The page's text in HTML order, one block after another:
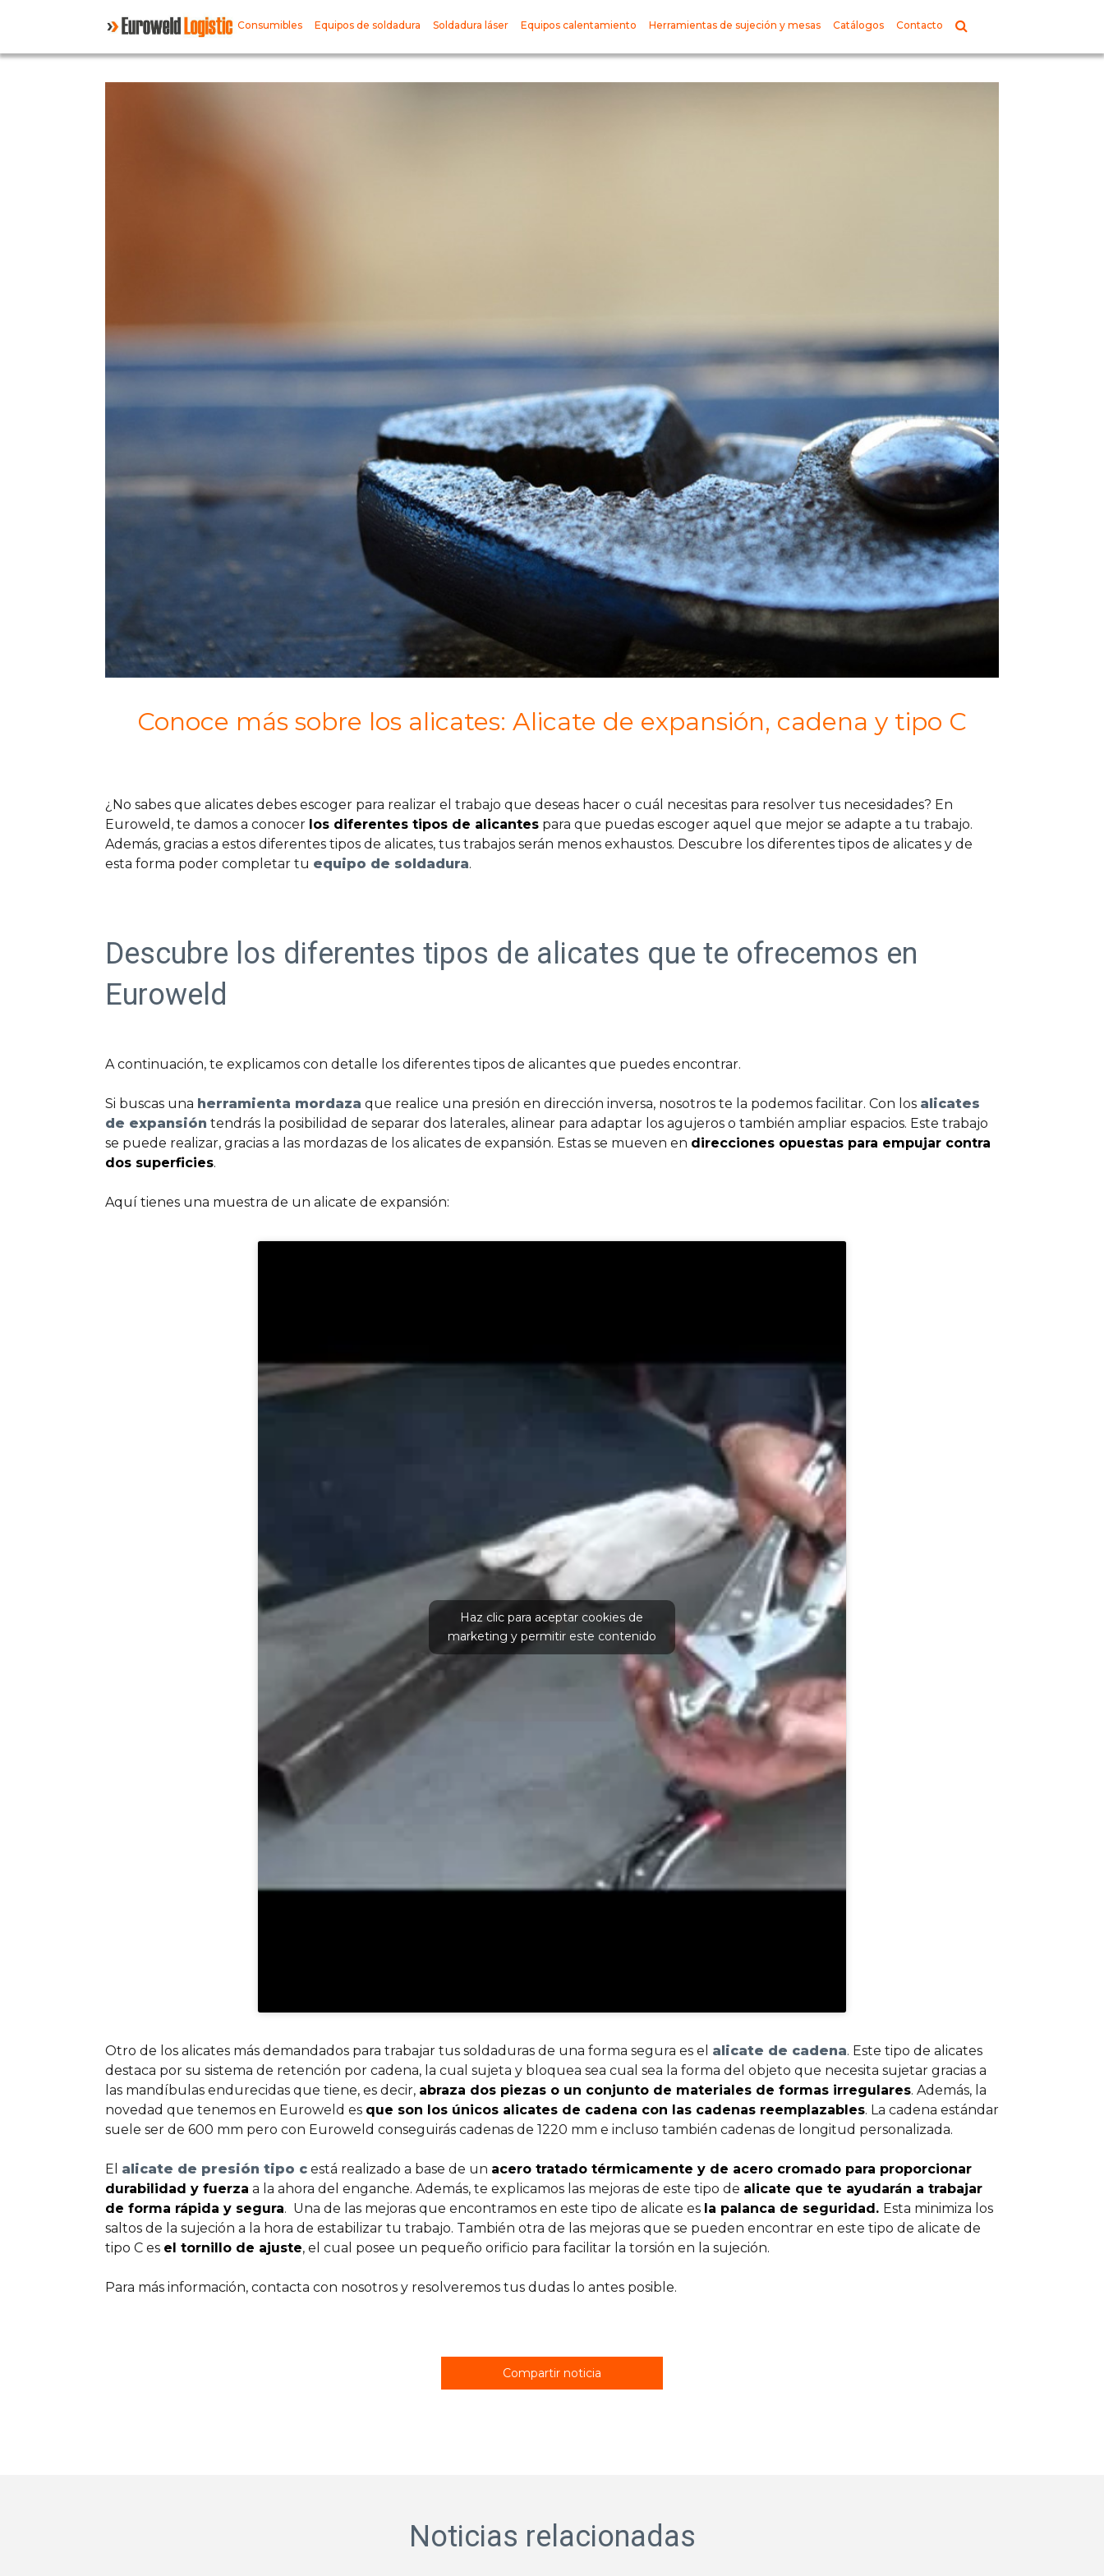
Consumibles Equipos de soldadura Soldadura láser Equipos calentamiento Herramientas de sujeción y mesas Catálogos Contacto
Conoce más sobre los alicates: Alicate de expansión, cadena y tipo C
¿No sabes que alicates debes escoger para realizar el trabajo que deseas hacer o cuál necesitas para resolver tus necesidades? En
Euroweld, te damos a conocer los diferentes tipos de alicantes para que puedas escoger aquel que mejor se adapte a tu trabajo.
Además, gracias a estos diferentes tipos de alicates, tus trabajos serán menos exhaustos. Descubre los diferentes tipos de alicates y de
esta forma poder completar tu equipo de soldadura.
Descubre los diferentes tipos de alicates que te ofrecemos en
Euroweld
A continuación, te explicamos con detalle los diferentes tipos de alicantes que puedes encontrar.
Si buscas una herramienta mordaza que realice una presión en dirección inversa, nosotros te la podemos facilitar. Con los alicates
de expansión tendrás la posibilidad de separar dos laterales, alinear para adaptar los agujeros o también ampliar espacios. Este trabajo
se puede realizar, gracias a las mordazas de los alicates de expansión. Estas se mueven en direcciones opuestas para empujar contra
dos superficies.
Aquí tienes una muestra de un alicate de expansión:
Haz clic para aceptar cookies de
marketing y permitir este contenido
Otro de los alicates más demandados para trabajar tus soldaduras de una forma segura es el alicate de cadena. Este tipo de alicates
destaca por su sistema de retención por cadena, la cual sujeta y bloquea sea cual sea la forma del objeto que necesita sujetar gracias a
las mandíbulas endurecidas que tiene, es decir, abraza dos piezas o un conjunto de materiales de formas irregulares. Además, la
novedad que tenemos en Euroweld es que son los únicos alicates de cadena con las cadenas reemplazables. La cadena estándar
suele ser de 600 mm pero con Euroweld conseguirás cadenas de 1220 mm e incluso también cadenas de longitud personalizada.
El alicate de presión tipo c está realizado a base de un acero tratado térmicamente y de acero cromado para proporcionar
durabilidad y fuerza a la ahora del enganche. Además, te explicamos las mejoras de este tipo de alicate que te ayudarán a trabajar
de forma rápida y segura. Una de las mejoras que encontramos en este tipo de alicate es la palanca de seguridad. Esta minimiza los
saltos de la sujeción a la hora de estabilizar tu trabajo. También otra de las mejoras que se pueden encontrar en este tipo de alicate de
tipo C es el tornillo de ajuste, el cual posee un pequeño orificio para facilitar la torsión en la sujeción.
Para más información, contacta con nosotros y resolveremos tus dudas lo antes posible.
Compartir noticia
Noticias relacionadas